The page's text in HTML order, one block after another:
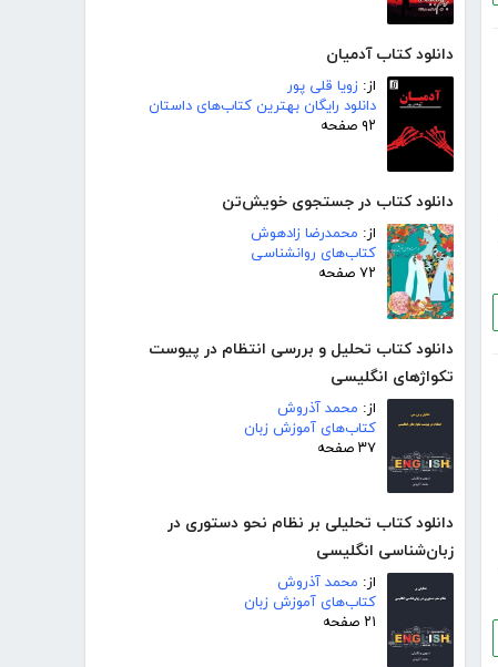
دانلود کتاب آدمیان
از: زویا قلی پور
دانلود رایگان بهترین کتاب‌های داستان
۹۲ صفحه
دانلود کتاب در جستجوی خویش‌تن
از: محمدرضا زادهوش
کتاب‌های روانشناسی
۷۲ صفحه
دانلود کتاب تحلیل و بررسی انتظام در پیوست
تکواژهای انگلیسی
از: محمد آذروش
کتاب‌های آموزش زبان
۳۷ صفحه
دانلود کتاب تحلیلی بر نظام نحو دستوری در
زبان‌شناسی انگلیسی
از: محمد آذروش
کتاب‌های آموزش زبان
۲۱ صفحه